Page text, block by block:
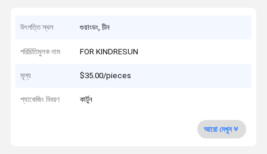
উৎপত্তি স্থল গুয়াংডং, চীন
পরিচিতিমুলক নাম FOR KINDRESUN
মূল্য $35.00/pieces
প্যাকেজিং বিবরণ কার্টুন
আরো দেখুন